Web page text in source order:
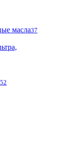
масла37
52